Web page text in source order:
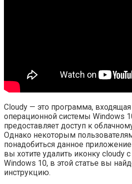
Cloudy — это программа, входящая
операционной системы Windows
предоставляет доступ к
Однако некоторым
понадобиться данное
вы хотите удалить иконку cloudy
Windows 10, в этой статье вы
инструкцию.